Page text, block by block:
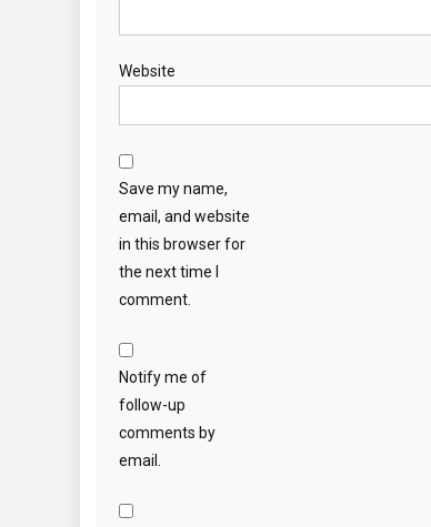
Website
Save my name,
email, and website
in this browser for
the next time I
comment.
Notify me of
follow-up
comments by
email.